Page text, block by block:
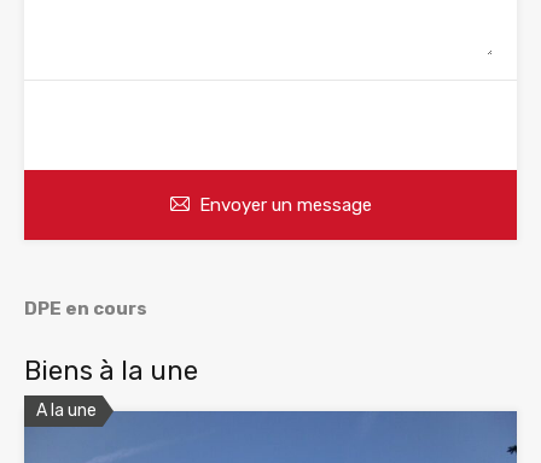
Envoyer un message
DPE en cours
Biens à la une
A la une